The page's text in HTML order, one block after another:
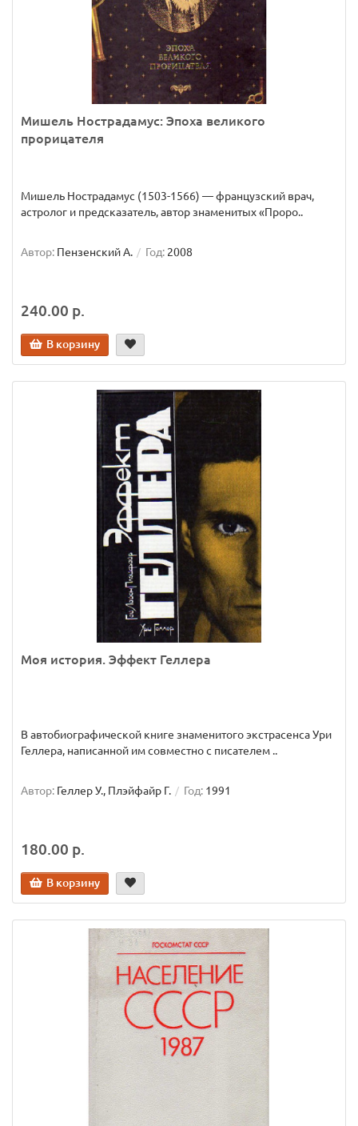
Мишель Нострадамус: Эпоха великого
прорицателя
Мишель Нострадамус (1503-1566) — французский врач,
астролог и предсказатель, автор знаменитых «Проро..
Автор: Пензенский А. Год: 2008
240.00 р.
В корзину
Моя история. Эффект Геллера
В автобиографической книге знаменитого экстрасенса Ури
Геллера, написанной им совместно с писателем ..
Автор: Геллер У., Плэйфайр Г. Год: 1991
180.00 р.
В корзину